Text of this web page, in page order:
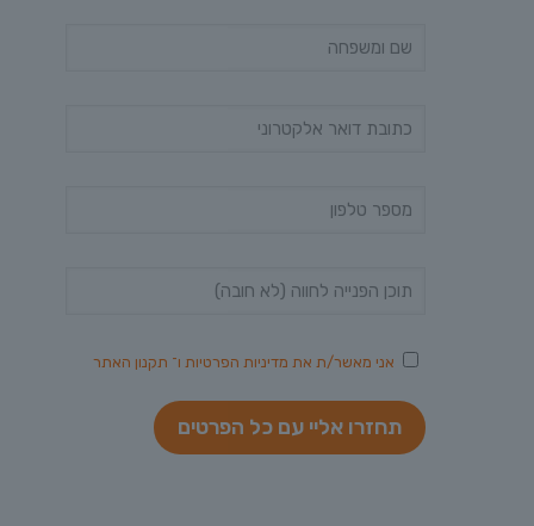
אני מאשר/ת את מדיניות הפרטיות ו־ תקנון האתר